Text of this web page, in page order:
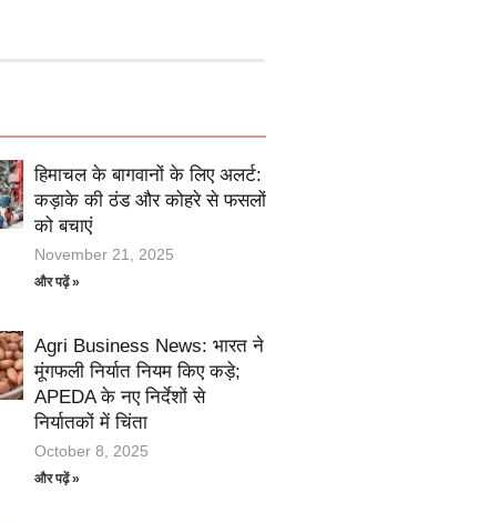
हिमाचल के बागवानों के लिए अलर्ट:
कड़ाके की ठंड और कोहरे से फसलों
को बचाएं
November 21, 2025
और पढ़ें »
Agri Business News: भारत ने
मूंगफली निर्यात नियम किए कड़े;
APEDA के नए निर्देशों से
निर्यातकों में चिंता
October 8, 2025
और पढ़ें »